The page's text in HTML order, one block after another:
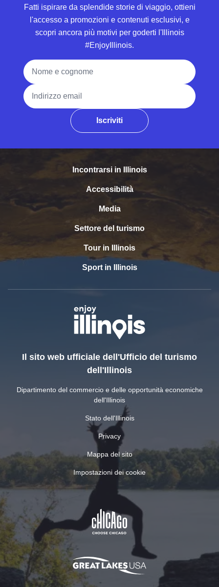
Fatti ispirare da splendide storie di viaggio, ottieni
l'accesso a promozioni e contenuti esclusivi, e
scopri ancora più motivi per goderti l'Illinois
#EnjoyIllinois.
Nome e cognome
Indirizzo email
Iscriviti
Incontrarsi in Illinois
Accessibilità
Media
Settore del turismo
Tour in Illinois
Sport in Illinois
Il sito web ufficiale dell'Ufficio del turismo
dell'Illinois
Dipartimento del commercio e delle opportunità economiche
dell'Illinois
Stato dell'Illinois
Privacy
Mappa del sito
Impostazioni dei cookie